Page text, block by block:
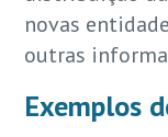
novas
outras
Exemplos